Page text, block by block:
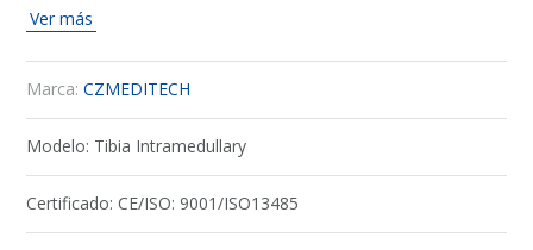
Ver más
Marca:CZMEDITECH
Modelo: Tibia Intramedullary
Certificado:CE/ISO: 9001/ISO13485